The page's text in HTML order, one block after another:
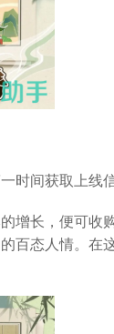
时间获取上线信
增长，便可收
百态人情。在